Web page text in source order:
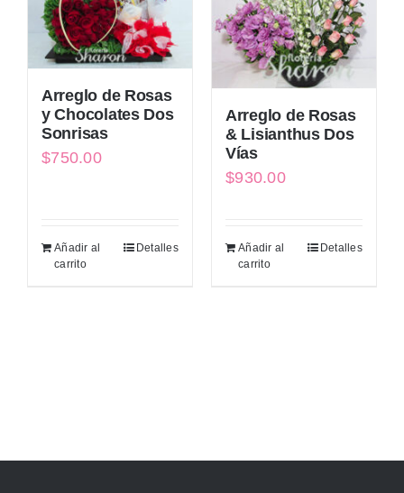
Arreglo de Rosas
y Chocolates Dos
Sonrisas
$750.00
Añadir al
carrito
Detalles
Arreglo de Rosas
& Lisianthus Dos
Vías
$930.00
Añadir al
carrito
Detalles